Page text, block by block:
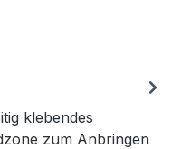
klebendes
zum Anbringen